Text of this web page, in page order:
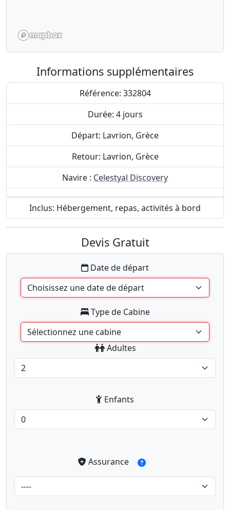
Informations supplémentaires
Référence: 332804
Durée: 4 jours
Départ: Lavrion, Grèce
Retour: Lavrion, Grèce
Navire : Celestyal Discovery
Inclus: Hébergement, repas, activités à bord
Devis Gratuit
Date de départ
Type de Cabine
Adultes
Enfants
Assurance